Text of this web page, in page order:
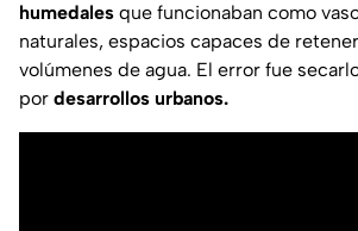
humedales que funcionaban como
naturales, espacios capaces de
volúmenes de agua. El error fue
por desarrollos urbanos.